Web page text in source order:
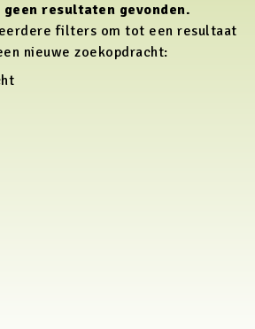
resultaten gevonden.
filters om tot een resultaat
nieuwe zoekopdracht: